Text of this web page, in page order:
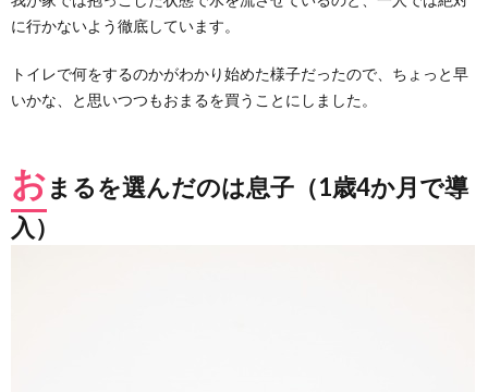
か？
もう
すぐ1
から
も息
子の
ペー
に行かないよう徹底しています。
トイレで何をするのかがわかり始めた様子だったので、ちょっと早
いかな、と思いつつもおまるを買うことにしました。
おまるを選んだのは息子（1歳4か月で導
入）